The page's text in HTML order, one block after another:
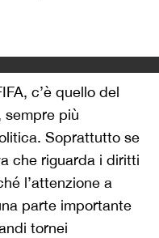
c’è quello del
sempre più
Soprattutto se
che riguarda i diritti
l’attenzione a
parte importante
tornei